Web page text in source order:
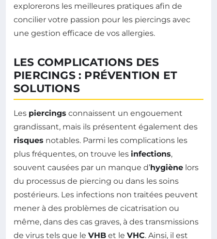
explorerons les meilleures pratiques afin de
concilier votre passion pour les piercings avec
une gestion efficace de vos allergies.
LES COMPLICATIONS DES
PIERCINGS : PRÉVENTION ET
SOLUTIONS
Les piercings connaissent un engouement
grandissant, mais ils présentent également des
risques notables. Parmi les complications les
plus fréquentes, on trouve les infections,
souvent causées par un manque d’hygiène lors
du processus de piercing ou dans les soins
postérieurs. Les infections non traitées peuvent
mener à des problèmes de cicatrisation ou
même, dans des cas graves, à des transmissions
de virus tels que le VHB et le VHC. Ainsi, il est